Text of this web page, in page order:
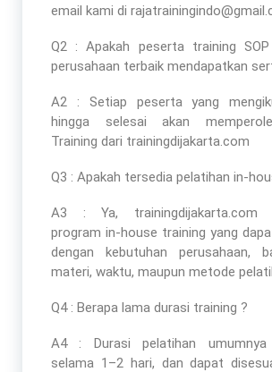
email kami di
Q2 : Apakah peserta training
perusahaan terbaik mendapatkan
A2 : Setiap peserta yang
hingga selesai akan
Training dari trainingdijakarta.com
Q3 : Apakah tersedia pelatihan in-
A3 : Ya, trainingdijakarta.com
program in-house training yang
dengan kebutuhan perusahaan,
materi, waktu, maupun metode
Q4 : Berapa lama durasi training ?
A4 : Durasi pelatihan umumnya
selama 1–2 hari, dan dapat